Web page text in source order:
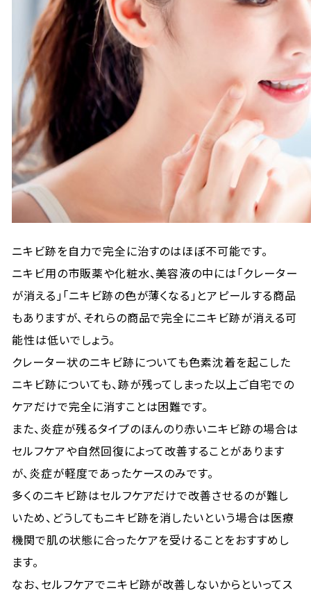
ニキビ跡を自力で完全に治すのはほぼ不可能です。
ニキビ用の市販薬や化粧水、美容液の中には「クレーター
が消える」「ニキビ跡の色が薄くなる」とアピールする商品
もありますが、それらの商品で完全にニキビ跡が消える可
能性は低いでしょう。
クレーター状のニキビ跡についても色素沈着を起こした
ニキビ跡についても、跡が残ってしまった以上ご自宅での
ケアだけで完全に消すことは困難です。
また、炎症が残るタイプのほんのり赤いニキビ跡の場合は
セルフケアや自然回復によって改善することがあります
が、炎症が軽度であったケースのみです。
多くのニキビ跡はセルフケアだけで改善させるのが難し
いため、どうしてもニキビ跡を消したいという場合は医療
機関で肌の状態に合ったケアを受けることをおすすめし
ます。
なお、セルフケアでニキビ跡が改善しないからといってス